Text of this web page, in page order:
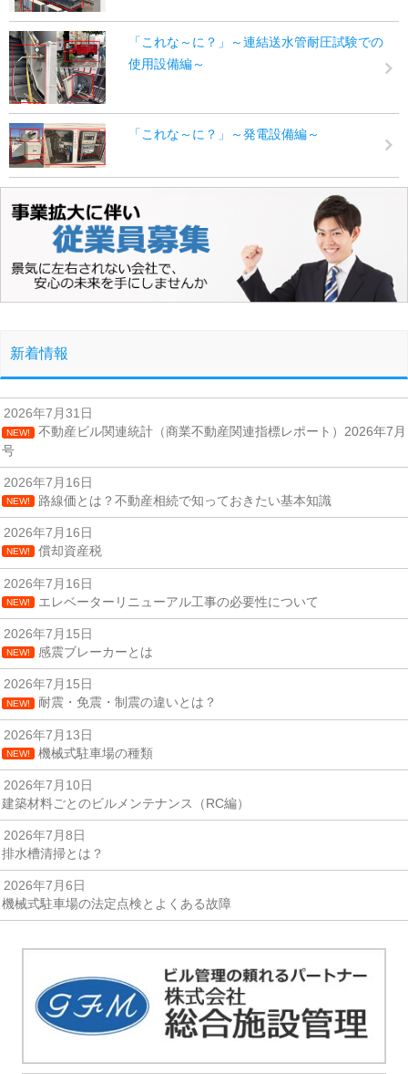
「これな～に？」～連結送水管耐圧試験での
使用設備編～
「これな～に？」～発電設備編～
新着情報
2026年7月31日
NEW!
不動産ビル関連統計（商業不動産関連指標レポート）2026年7月
号
2026年7月16日
NEW! 路線価とは？不動産相続で知っておきたい基本知識
2026年7月16日
NEW! 償却資産税
2026年7月16日
NEW! エレベーターリニューアル工事の必要性について
2026年7月15日
NEW! 感震ブレーカーとは
2026年7月15日
NEW! 耐震・免震・制震の違いとは？
2026年7月13日
NEW! 機械式駐車場の種類
2026年7月10日
建築材料ごとのビルメンテナンス（RC編）
2026年7月8日
排水槽清掃とは？
2026年7月6日
機械式駐車場の法定点検とよくある故障